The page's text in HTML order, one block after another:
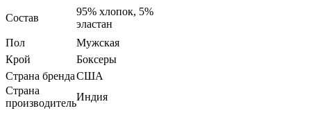
Состав
95% хлопок, 5%
эластан
Пол
Мужская
Крой
Боксеры
Страна брендаСША
Страна
производитель
Индия